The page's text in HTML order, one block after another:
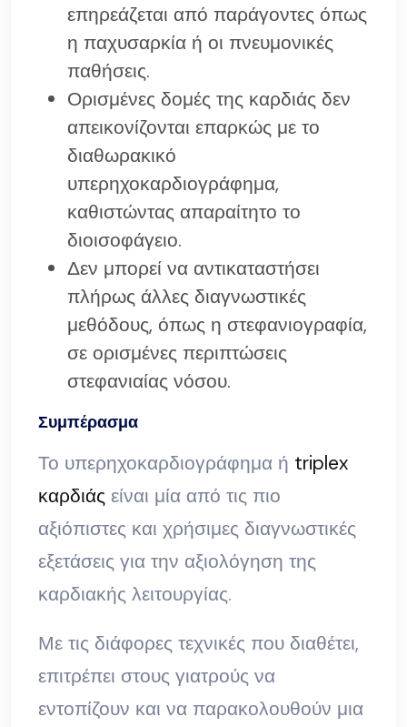
επηρεάζεται από παράγοντες όπως
η παχυσαρκία ή οι πνευμονικές
παθήσεις.
Ορισμένες δομές της καρδιάς δεν
απεικονίζονται επαρκώς με το
διαθωρακικό
υπερηχοκαρδιογράφημα,
καθιστώντας απαραίτητο το
διοισοφάγειο.
Δεν μπορεί να αντικαταστήσει
πλήρως άλλες διαγνωστικές
μεθόδους, όπως η στεφανιογραφία,
σε ορισμένες περιπτώσεις
στεφανιαίας νόσου.
Συμπέρασμα
Το υπερηχοκαρδιογράφημα ή triplex
καρδιάς είναι μία από τις πιο
αξιόπιστες και χρήσιμες διαγνωστικές
εξετάσεις για την αξιολόγηση της
καρδιακής λειτουργίας.
Με τις διάφορες τεχνικές που διαθέτει,
επιτρέπει στους γιατρούς να
εντοπίζουν και να παρακολουθούν μια